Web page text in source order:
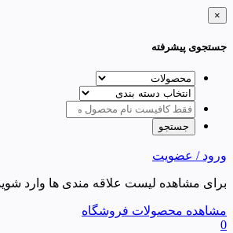
×
جستجوی پیشرفته
ورود / عضویت
برای مشاهده لیست علاقه مندی ها وارد
مشاهده محصولات فروشگاه
0